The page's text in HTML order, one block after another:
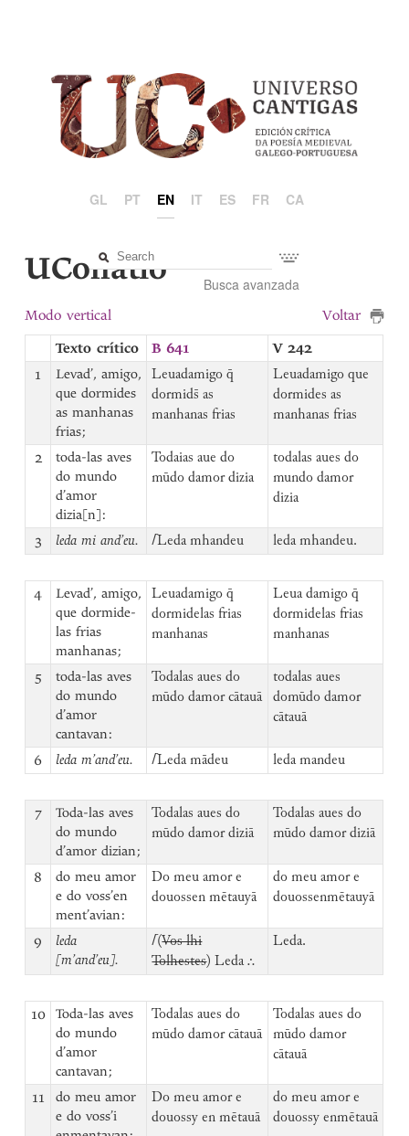
GL PT EN IT ES FR CA
Busca avanzada
UCollatio
Modo vertical
Voltar
Texto crítico
B 641
V 242
1
Levad’, amigo,
que dormides
as manhanas
frias;
Leuadamigo q̄
dormids̄ as
manhanas frias
Leuadamigo que
dormides as
manhanas frias
2
toda-las aves
do mundo
d’amor
dizia[n]:
Todaias aue do
mūdo damor dizia
todalas aues do
mundo damor
dizia
3 leda mi and’eu. ⌈Leda mhandeu leda mhandeu.
4
Levad’, amigo,
que dormide-
las frias
manhanas;
Leuadamigo q̄
dormidelas frias
manhanas
Leua damigo q̄
dormidelas frias
manhanas
5
toda-las aves
do mundo
d’amor
cantavan:
Todalas aues do
mūdo damor cātauā
todalas aues
domūdo damor
cātauā
6 leda m’and’eu. ⌈Leda mādeu leda mandeu
7
Toda-las aves
do mundo
d’amor dizian;
Todalas aues do
mūdo damor diziā
Todalas aues do
mūdo damor diziā
8
do meu amor
e do voss’en
ment’avian:
Do meu amor e
douossen mētauyā
do meu amor e
douossenmētauyā
9
leda
[m’and’eu].
⌈(Vos lhi
Tolhestes) Leda ⸫
Leda.
10
Toda-las aves
do mundo
d’amor
cantavan;
Todalas aues do
mūdo damor cātauā
Todalas aues do
mūdo damor
cātauā
11
do meu amor
e do voss’i
Do meu amor e
douossy en mētauā
do meu amor e
douossy enmētauā